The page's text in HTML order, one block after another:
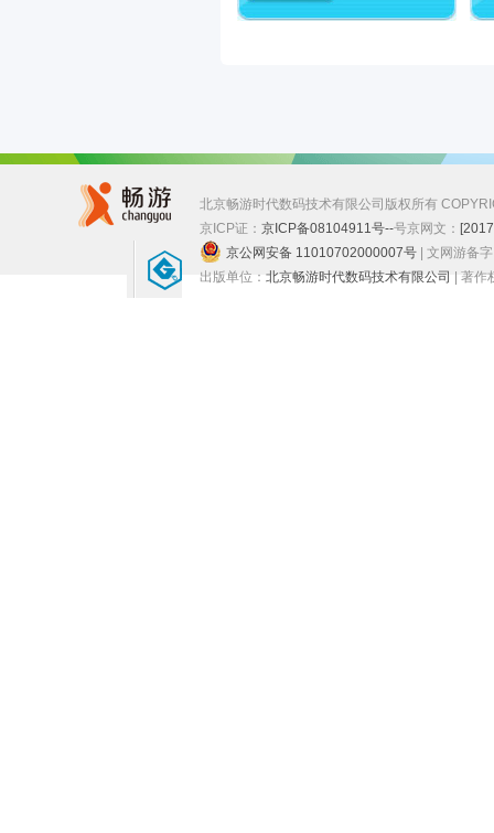
北京畅游时代数码技术有限公司版权所有
京ICP证： 京ICP备08104911号--号京网文：
京公网安备 11010702000007号 | 文网游备
出版单位： 北京畅游时代数码技术有限公司 | 著作